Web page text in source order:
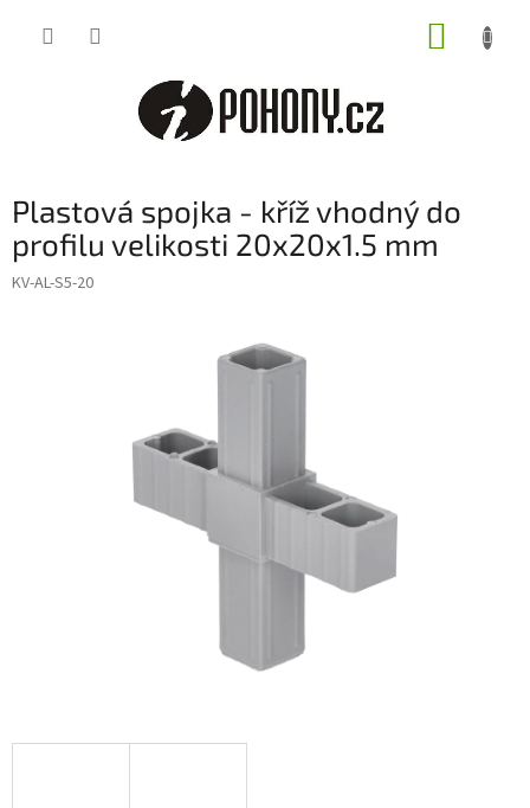
Plastová spojka - kříž vhodný do
profilu velikosti 20x20x1.5 mm
KV-AL-S5-20